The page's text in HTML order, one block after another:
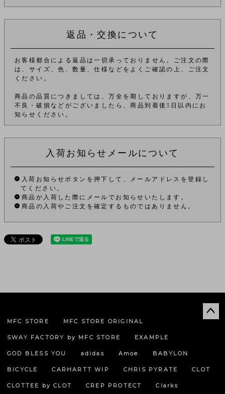
返品・交換について
お客様都合による返品は一切承っておりません。ご注文の際
は、サイズ、色、数量、仕様などをよくご確認の上、ご注文
ください。
商品の品質につきましては、万全を期しておりますが、万一
不良・破損などがございましたら、商品到着後3日以内にお
知らせください。
入荷お知らせメールについて
入荷お知らせボタンを押下して、メールアドレスを登録し
てください。
商品が入荷した際にメールでお知らせいたします。
商品の入荷やご注文を確定するものではありません。
MFC STORE MFC STORE ORIGINAL
SWAY FACTORY by MFC STORE EXAMPLE
GOD BLESS YOU adidas Amoe BABYLON
BICYCLE CARHARTT WIP CHRIS PYRATE CLOT
CLOTTEE by CLOT CREP PROTECT Clarks